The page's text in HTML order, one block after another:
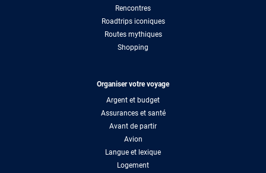
Rencontres
Roadtrips iconiques
Routes mythiques
Shopping
Organiser votre voyage
Argent et budget
Assurances et santé
Avant de partir
Avion
Langue et lexique
Logement